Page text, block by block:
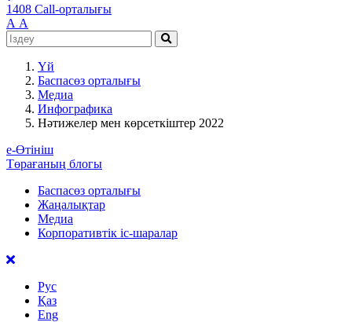
1408 Call-орталығы
А А
Үй
Баспасөз орталығы
Медиа
Инфографика
Нәтижелер мен көрсеткіштер 2022
е-Өтініш
Төрағаның блогы
Баспасөз орталығы
Жаңалықтар
Медиа
Корпоративтік іс-шаралар
Рус
Қаз
Eng